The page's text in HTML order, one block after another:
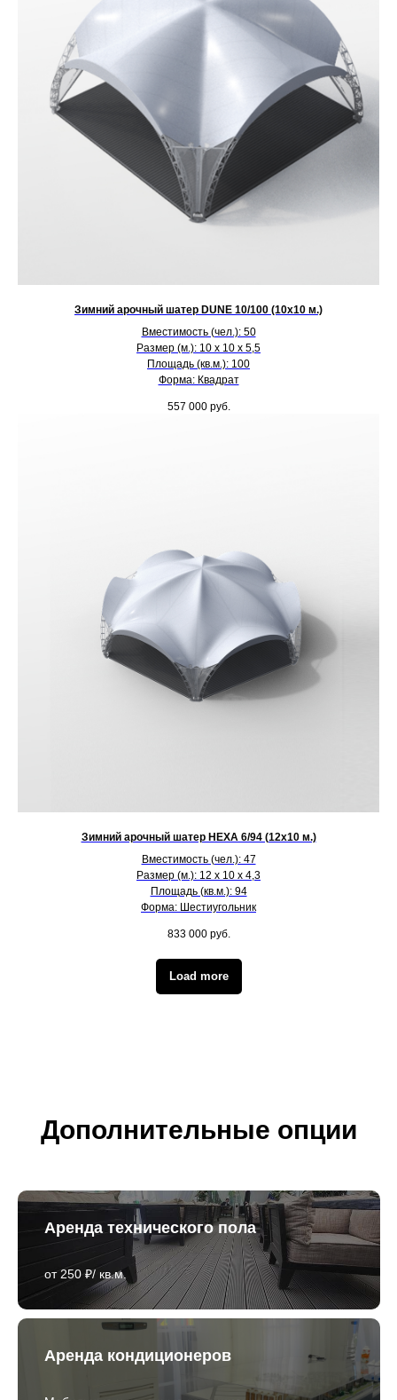
Зимний арочный шатер DUNE 10/100 (10х10 м.)
Вместимость (чел.): 50
Размер (м.): 10 х 10 х 5,5
Площадь (кв.м.): 100
Форма: Квадрат
557 000 руб.
Зимний арочный шатер HEXA 6/94 (12х10 м.)
Вместимость (чел.): 47
Размер (м.): 12 х 10 х 4,3
Площадь (кв.м.): 94
Форма: Шестиугольник
833 000 руб.
Load more
Дополнительные опции
Аренда технического пола
от 250 ₽/ кв.м.
Аренда кондиционеров